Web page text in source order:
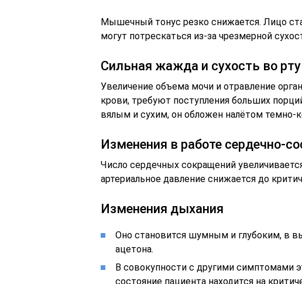
Мышечный тонус резко снижается. Лицо
могут потрескаться из-за чрезмерной
Сильная жажда и сухость во рту
Увеличение объема мочи и отравление
крови, требуют поступления больших
вялым и сухим, он обложен налётом темно-
Изменения в работе сердечно-
Число сердечных сокращений
артериальное давление снижается до
Изменения дыхания
Оно становится шумным и глубоким, в
ацетона.
В совокупности с другими симптомами
состояние пациента находится на